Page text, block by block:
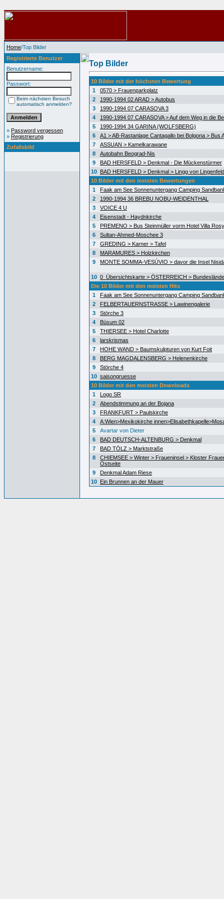
Home/Top Bilder
Registrierte Benutzer
Benutzername:
Passwort:
Beim nächsten Besuch
automatisch anmelden?
» Password vergessen
» Registrierung
Zufallsbild
Top Bilder
10 Bilder mit der höchsten Bewertung
1
0570 > Frauenparkplatz
2
1990-1994 02 ARAD > Autobus
3
1990-1994 07 CARASOVA 3
4
1990-1994 07 CARASOVA > Auf dem Weg in die
5
1990-1994 34 GARINA (WOLFSBERG)
6
A1 > AB-Rastanlage Cantagallo bei Bolgona > Bus
7
ASSUAN > Kamelkarawane
8
Autobahn Beograd-Nis
9
BAD HERSFELD > Denkmal - Die Mückenstürmer
10 BAD HERSFELD > Denkmal > Lingg von Lingenfeld
10 Bilder mit den meisten Bewertungen
1
Faak am See Sonnenuntergang Camping
2
1990-1994 36 BREBU NOBU-WEIDENTHAL
3
VOICE 4 U
4
Eisenstadt - Haydnkirche
5
PREMENO > Bus Steinmüller vorm Hotel Villa Rosy
6
Sultan-Ahmed-Moschee 3
7
GREDING > Karner > Tafel
8
MARAMURES > Holzkirchen
9
MONTE SOMMA-VESÚVIO > davor die Insel
10 0_Übersichtskarte > ÖSTERREICH >
Die 10 Bilder mit den meisten Hits
1
Faak am See Sonnenuntergang Camping
2
FELBERTAUERNSTRASSE > Lawinengalerie
3
Störche 3
4
Büsum 02
5
THIERSEE > Hotel Charlotte
6
larskrismas
7
HOHE WAND > Baumskulpturen von Kurt Foit
8
BERG MAGDALENSBERG > Helenenkirche
9
Störche 4
10 saisongruesse
10 Bilder mit den meisten Downloads
1
Logo SR
2
Abendstimmung an der Bojana
3
FRANKFURT > Paulskirche
4
A:Wien>Mexikokirche
5
Avartar von Dieter
6
BAD DEUTSCH-ALTENBURG > Denkmal
7
BAD TÖLZ > Marktstraße
8
CHIEMSEE > Winter > Fraueninsel > Kloster
Ostseite
9
Denkmal Adam Riese
10 Ein Brunnen an der Mauer